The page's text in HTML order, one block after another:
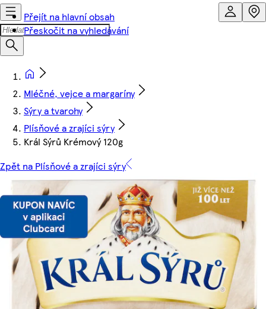
Přejít na hlavní obsah
Přeskočit na vyhledávání
Mléčné, vejce a margaríny
Sýry a tvarohy
Plísňové a zrajíci sýry
Král Sýrů Krémový 120g
Zpět na Plísňové a zrajíci sýry